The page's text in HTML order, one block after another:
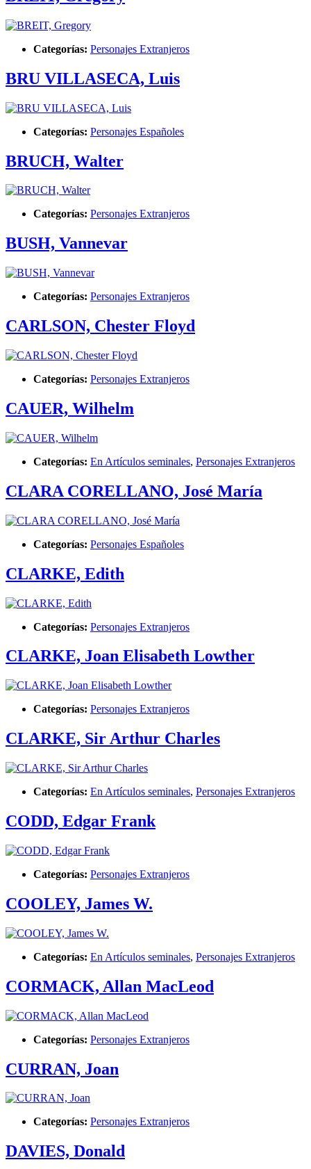
Categorías: Personajes Extranjeros
BRU VILLASECA, Luis
Categorías: Personajes Españoles
BRUCH, Walter
Categorías: Personajes Extranjeros
BUSH, Vannevar
Categorías: Personajes Extranjeros
CARLSON, Chester Floyd
Categorías: Personajes Extranjeros
CAUER, Wilhelm
Categorías: En Artículos seminales, Personajes Extranjeros
CLARA CORELLANO, José María
Categorías: Personajes Españoles
CLARKE, Edith
Categorías: Personajes Extranjeros
CLARKE, Joan Elisabeth Lowther
Categorías: Personajes Extranjeros
CLARKE, Sir Arthur Charles
Categorías: En Artículos seminales, Personajes Extranjeros
CODD, Edgar Frank
Categorías: Personajes Extranjeros
COOLEY, James W.
Categorías: En Artículos seminales, Personajes Extranjeros
CORMACK, Allan MacLeod
Categorías: Personajes Extranjeros
CURRAN, Joan
Categorías: Personajes Extranjeros
DAVIES, Donald